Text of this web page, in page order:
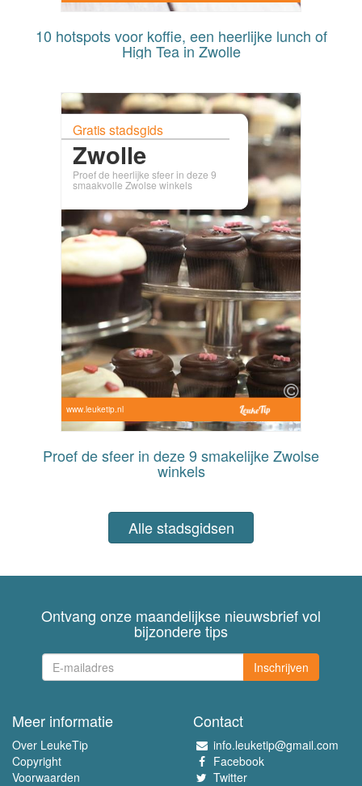
10 hotspots voor koffie, een heerlijke lunch of
High Tea in Zwolle
Gratis stadsgids
Zwolle
Proef de heerlijke sfeer in deze 9
smaakvolle Zwolse winkels
www.leuketip.nl
Proef de sfeer in deze 9 smakelijke Zwolse
winkels
Alle stadsgidsen
Ontvang onze maandelijkse nieuwsbrief vol
bijzondere tips
Inschrijven
Meer informatie
Over LeukeTip
Copyright
Voorwaarden
Contact
info.leuketip@gmail.com
Facebook
Twitter